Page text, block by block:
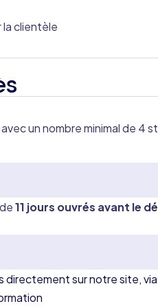
la clientèle
un nombre minimal de 4
11 jours ouvrés avant le
directement sur notre site,